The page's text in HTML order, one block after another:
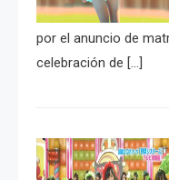
por el anuncio de
celebración de […]